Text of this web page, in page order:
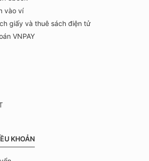
vào ví
giấy và thuê sách điện tử
VNPAY
KHOẢN